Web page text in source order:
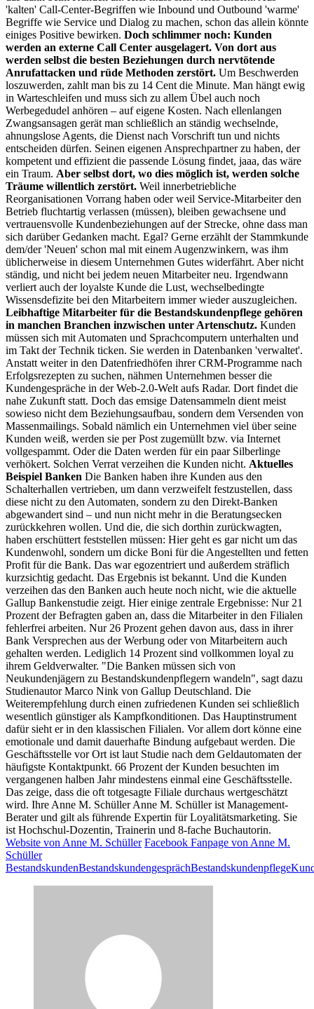
'kalten' Call-Center-Begriffen wie Inbound und Outbound 'warme'
Begriffe wie Service und Dialog zu machen, schon das allein könnte
einiges Positive bewirken. Doch schlimmer noch: Kunden
werden an externe Call Center ausgelagert. Von dort aus
werden selbst die besten Beziehungen durch nervtötende
Anrufattacken und rüde Methoden zerstört. Um Beschwerden
loszuwerden, zahlt man bis zu 14 Cent die Minute. Man hängt ewig
in Warteschleifen und muss sich zu allem Übel auch noch
Werbegedudel anhören – auf eigene Kosten. Nach ellenlangen
Zwangsansagen gerät man schließlich an ständig wechselnde,
ahnungslose Agents, die Dienst nach Vorschrift tun und nichts
entscheiden dürfen. Seinen eigenen Ansprechpartner zu haben, der
kompetent und effizient die passende Lösung findet, jaaa, das wäre
ein Traum. Aber selbst dort, wo dies möglich ist, werden solche
Träume willentlich zerstört. Weil innerbetriebliche
Reorganisationen Vorrang haben oder weil Service-Mitarbeiter den
Betrieb fluchtartig verlassen (müssen), bleiben gewachsene und
vertrauensvolle Kundenbeziehungen auf der Strecke, ohne dass man
sich darüber Gedanken macht. Egal? Gerne erzählt der Stammkunde
dem/der 'Neuen' schon mal mit einem Augenzwinkern, was ihm
üblicherweise in diesem Unternehmen Gutes widerfährt. Aber nicht
ständig, und nicht bei jedem neuen Mitarbeiter neu. Irgendwann
verliert auch der loyalste Kunde die Lust, wechselbedingte
Wissensdefizite bei den Mitarbeitern immer wieder auszugleichen.
Leibhaftige Mitarbeiter für die Bestandskundenpflege gehören
in manchen Branchen inzwischen unter Artenschutz. Kunden
müssen sich mit Automaten und Sprachcomputern unterhalten und
im Takt der Technik ticken. Sie werden in Datenbanken 'verwaltet'.
Anstatt weiter in den Datenfriedhöfen ihrer CRM-Programme nach
Erfolgsrezepten zu suchen, nähmen Unternehmen besser die
Kundengespräche in der Web-2.0-Welt aufs Radar. Dort findet die
nahe Zukunft statt. Doch das emsige Datensammeln dient meist
sowieso nicht dem Beziehungsaufbau, sondern dem Versenden von
Massenmailings. Sobald nämlich ein Unternehmen viel über seine
Kunden weiß, werden sie per Post zugemüllt bzw. via Internet
vollgespammt. Oder die Daten werden für ein paar Silberlinge
verhökert. Solchen Verrat verzeihen die Kunden nicht. Aktuelles
Beispiel Banken Die Banken haben ihre Kunden aus den
Schalterhallen vertrieben, um dann verzweifelt festzustellen, dass
diese nicht zu den Automaten, sondern zu den Direkt-Banken
abgewandert sind – und nun nicht mehr in die Beratungsecken
zurückkehren wollen. Und die, die sich dorthin zurückwagten,
haben erschüttert feststellen müssen: Hier geht es gar nicht um das
Kundenwohl, sondern um dicke Boni für die Angestellten und fetten
Profit für die Bank. Das war egozentriert und außerdem sträflich
kurzsichtig gedacht. Das Ergebnis ist bekannt. Und die Kunden
verzeihen das den Banken auch heute noch nicht, wie die aktuelle
Gallup Bankenstudie zeigt. Hier einige zentrale Ergebnisse: Nur 21
Prozent der Befragten gaben an, dass die Mitarbeiter in den Filialen
fehlerfrei arbeiten. Nur 26 Prozent gehen davon aus, dass in ihrer
Bank Versprechen aus der Werbung oder von Mitarbeitern auch
gehalten werden. Lediglich 14 Prozent sind vollkommen loyal zu
ihrem Geldverwalter. "Die Banken müssen sich von
Neukundenjägern zu Bestandskundenpflegern wandeln", sagt dazu
Studienautor Marco Nink von Gallup Deutschland. Die
Weiterempfehlung durch einen zufriedenen Kunden sei schließlich
wesentlich günstiger als Kampfkonditionen. Das Hauptinstrument
dafür sieht er in den klassischen Filialen. Vor allem dort könne eine
emotionale und damit dauerhafte Bindung aufgebaut werden. Die
Geschäftsstelle vor Ort ist laut Studie nach dem Geldautomaten der
häufigste Kontaktpunkt. 66 Prozent der Kunden besuchten im
vergangenen halben Jahr mindestens einmal eine Geschäftsstelle.
Das zeige, dass die oft totgesagte Filiale durchaus wertgeschätzt
wird. Ihre Anne M. Schüller Anne M. Schüller ist Management-
Berater und gilt als führende Expertin für Loyalitätsmarketing. Sie
ist Hochschul-Dozentin, Trainerin und 8-fache Buchautorin.
Website von Anne M. Schüller Facebook Fanpage von Anne M.
Schüller
BestandskundenBestandskundengesprächBestandskundenpflege